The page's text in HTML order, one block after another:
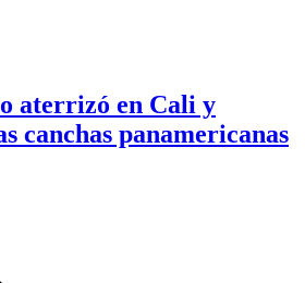
aterrizó en Cali y
canchas panamericanas